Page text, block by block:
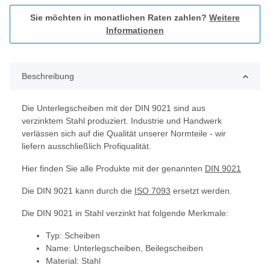
Sie möchten in monatlichen Raten zahlen? Weitere
Informationen
Beschreibung
Die Unterlegscheiben mit der DIN 9021 sind aus
verzinktem Stahl produziert. Industrie und Handwerk
verlässen sich auf die Qualität unserer Normteile - wir
liefern ausschließlich Profiqualität.
Hier finden Sie alle Produkte mit der genannten DIN 9021
Die DIN 9021 kann durch die ISO 7093 ersetzt werden.
Die DIN 9021 in Stahl verzinkt hat folgende Merkmale:
Typ: Scheiben
Name: Unterlegscheiben, Beilegscheiben
Material: Stahl